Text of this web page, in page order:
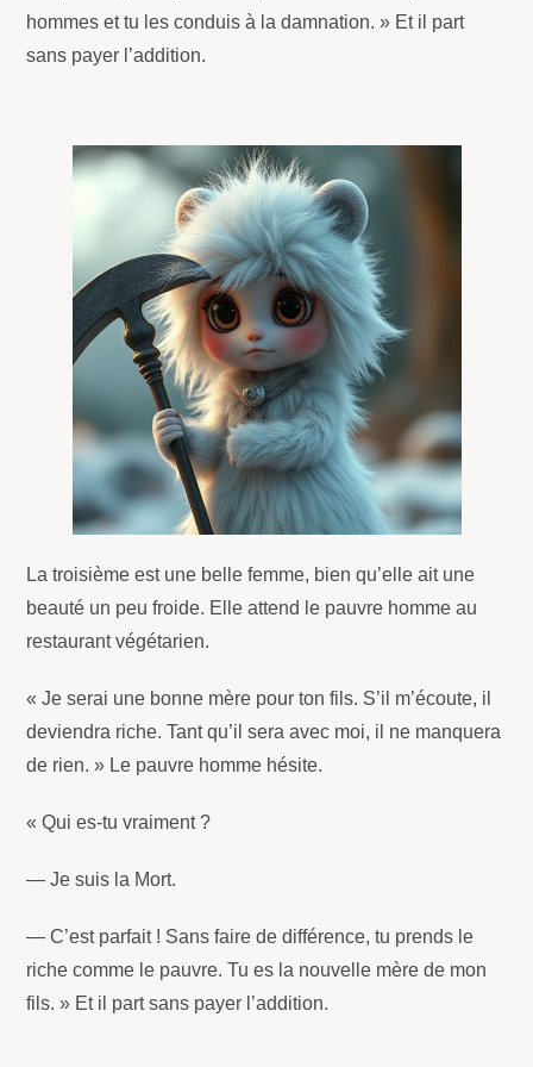
hommes et tu les conduis à la damnation. » Et il part
sans payer l’addition.
La troisième est une belle femme, bien qu’elle ait une
beauté un peu froide. Elle attend le pauvre homme au
restaurant végétarien.
« Je serai une bonne mère pour ton fils. S’il m’écoute, il
deviendra riche. Tant qu’il sera avec moi, il ne manquera
de rien. » Le pauvre homme hésite.
« Qui es-tu vraiment ?
— Je suis la Mort.
— C’est parfait ! Sans faire de différence, tu prends le
riche comme le pauvre. Tu es la nouvelle mère de mon
fils. » Et il part sans payer l’addition.